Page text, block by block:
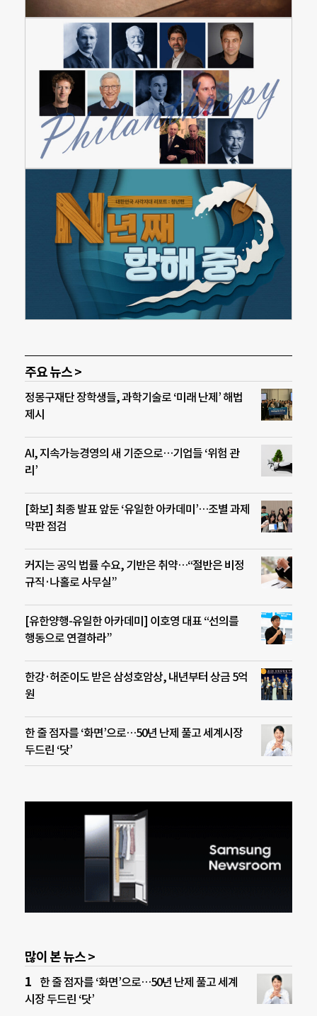
주요 뉴스 >
정몽구재단 장학생들, 과학기술로 ‘미래 난제’ 해법
제시
AI, 지속가능경영의 새 기준으로…기업들 ‘위험 관
리’
[화보] 최종 발표 앞둔 ‘유일한 아카데미’…조별 과제
막판 점검
커지는 공익 법률 수요, 기반은 취약…“절반은 비정
규직·나홀로 사무실”
[유한양행-유일한 아카데미] 이호영 대표 “선의를
행동으로 연결하라”
한강·허준이도 받은 삼성호암상, 내년부터 상금 5억
원
한 줄 점자를 ‘화면’으로…50년 난제 풀고 세계시장
두드린 ‘닷’
많이 본 뉴스 >
한 줄 점자를 ‘화면’으로…50년 난제 풀고 세계
시장 두드린 ‘닷’